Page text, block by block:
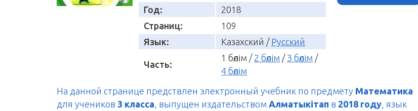
Год:
2018
Страниц:
109
Язык:
Казахский / Русский
Часть:
1 бөлім / 2 бөлім / 3 бөлім /
4 бөлім
На данной странице предствлен электронный учебник по предмету Математика
для учеников 3 класса , выпущен издательством Алматыкітап в 2018 году , язык